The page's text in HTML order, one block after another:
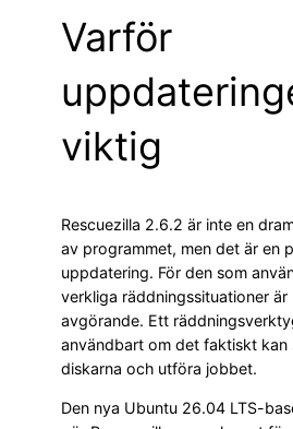
Varför
viktig
Rescuezilla 2.6.2 är inte en
av programmet, men det är en
uppdatering. För den som
verkliga räddningssituationer
avgörande. Ett
användbart om det faktiskt kan
diskarna och utföra jobbet.
Den nya Ubuntu 26.04 LTS-